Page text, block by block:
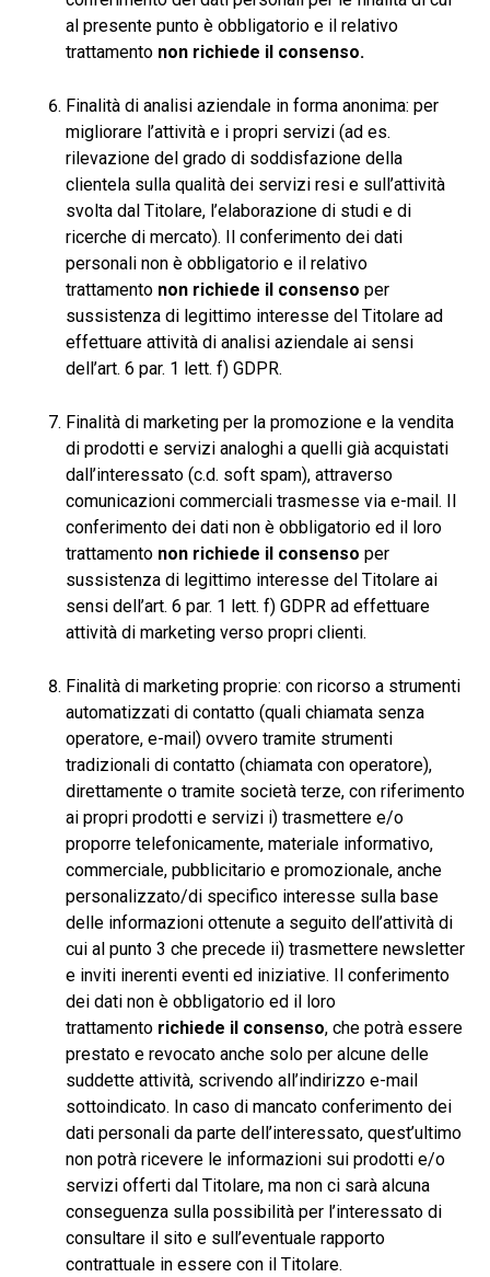
al presente punto è obbligatorio e il relativo
trattamento non richiede il consenso.
Finalità di analisi aziendale in forma anonima: per
migliorare l’attività e i propri servizi (ad es.
rilevazione del grado di soddisfazione della
clientela sulla qualità dei servizi resi e sull’attività
svolta dal Titolare, l’elaborazione di studi e di
ricerche di mercato). Il conferimento dei dati
personali non è obbligatorio e il relativo
trattamento non richiede il consenso per
sussistenza di legittimo interesse del Titolare ad
effettuare attività di analisi aziendale ai sensi
dell’art. 6 par. 1 lett. f) GDPR.
Finalità di marketing per la promozione e la vendita
di prodotti e servizi analoghi a quelli già acquistati
dall’interessato (c.d. soft spam), attraverso
comunicazioni commerciali trasmesse via e-mail. Il
conferimento dei dati non è obbligatorio ed il loro
trattamento non richiede il consenso per
sussistenza di legittimo interesse del Titolare ai
sensi dell’art. 6 par. 1 lett. f) GDPR ad effettuare
attività di marketing verso propri clienti.
Finalità di marketing proprie: con ricorso a strumenti
automatizzati di contatto (quali chiamata senza
operatore, e-mail) ovvero tramite strumenti
tradizionali di contatto (chiamata con operatore),
direttamente o tramite società terze, con riferimento
ai propri prodotti e servizi i) trasmettere e/o
proporre telefonicamente, materiale informativo,
commerciale, pubblicitario e promozionale, anche
personalizzato/di specifico interesse sulla base
delle informazioni ottenute a seguito dell’attività di
cui al punto 3 che precede ii) trasmettere newsletter
e inviti inerenti eventi ed iniziative. Il conferimento
dei dati non è obbligatorio ed il loro
trattamento richiede il consenso, che potrà essere
prestato e revocato anche solo per alcune delle
suddette attività, scrivendo all’indirizzo e-mail
sottoindicato. In caso di mancato conferimento dei
dati personali da parte dell’interessato, quest’ultimo
non potrà ricevere le informazioni sui prodotti e/o
servizi offerti dal Titolare, ma non ci sarà alcuna
conseguenza sulla possibilità per l’interessato di
consultare il sito e sull’eventuale rapporto
contrattuale in essere con il Titolare.